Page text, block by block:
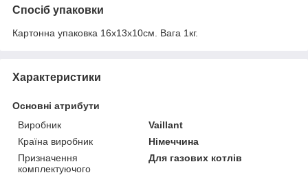
Спосіб упаковки
Картонна упаковка 16х13х10см. Вага 1кг.
Характеристики
Основні атрибути
Виробник
Vaillant
Країна виробник
Німеччина
Призначення
комплектуючого
Для газових котлів